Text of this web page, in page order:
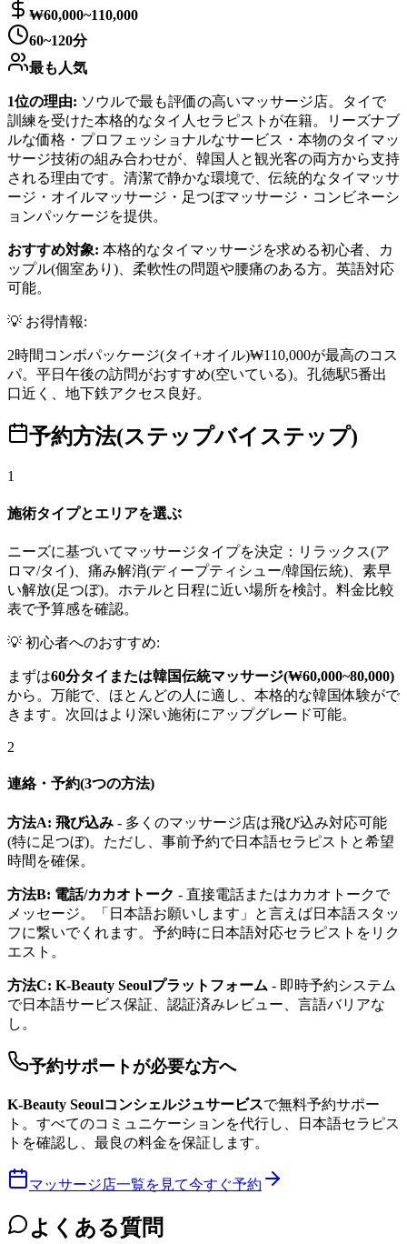
₩60,000~110,000
60~120分
最も人気
1位の理由: ソウルで最も評価の高いマッサージ店。タイで
訓練を受けた本格的なタイ人セラピストが在籍。リーズナブ
ルな価格・プロフェッショナルなサービス・本物のタイマッ
サージ技術の組み合わせが、韓国人と観光客の両方から支持
される理由です。清潔で静かな環境で、伝統的なタイマッサ
ージ・オイルマッサージ・足つぼマッサージ・コンビネーシ
ョンパッケージを提供。
おすすめ対象: 本格的なタイマッサージを求める初心者、カ
ップル(個室あり)、柔軟性の問題や腰痛のある方。英語対応
可能。
💡 お得情報:
2時間コンボパッケージ(タイ+オイル)₩110,000が最高のコス
パ。平日午後の訪問がおすすめ(空いている)。孔徳駅5番出
口近く、地下鉄アクセス良好。
予約方法(ステップバイステップ)
1
施術タイプとエリアを選ぶ
ニーズに基づいてマッサージタイプを決定：リラックス(ア
ロマ/タイ)、痛み解消(ディープティシュー/韓国伝統)、素早
い解放(足つぼ)。ホテルと日程に近い場所を検討。料金比較
表で予算感を確認。
💡 初心者へのおすすめ:
まずは60分タイまたは韓国伝統マッサージ(₩60,000~80,000)
から。万能で、ほとんどの人に適し、本格的な韓国体験がで
きます。次回はより深い施術にアップグレード可能。
2
連絡・予約(3つの方法)
方法A: 飛び込み - 多くのマッサージ店は飛び込み対応可能
(特に足つぼ)。ただし、事前予約で日本語セラピストと希望
時間を確保。
方法B: 電話/カカオトーク - 直接電話またはカカオトークで
メッセージ。「日本語お願いします」と言えば日本語スタッ
フに繋いでくれます。予約時に日本語対応セラピストをリク
エスト。
方法C: K-Beauty Seoulプラットフォーム - 即時予約システム
で日本語サービス保証、認証済みレビュー、言語バリアな
し。
予約サポートが必要な方へ
K-Beauty Seoulコンシェルジュサービスで無料予約サポー
ト。すべてのコミュニケーションを代行し、日本語セラピス
トを確認し、最良の料金を保証します。
マッサージ店一覧を見て今すぐ予約
よくある質問